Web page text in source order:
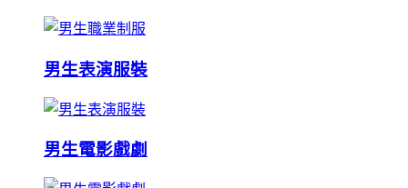
男生表演服裝
男生電影戲劇